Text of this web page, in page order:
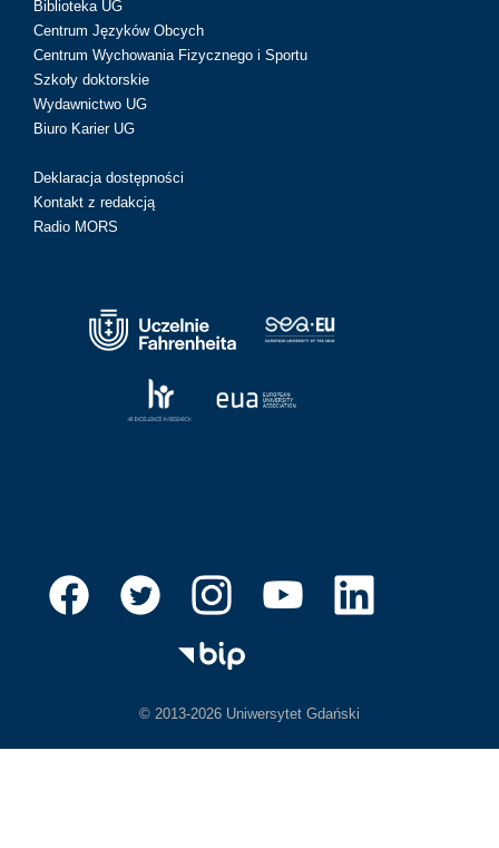
Biblioteka UG
Centrum Języków Obcych
Centrum Wychowania Fizycznego i Sportu
Szkoły doktorskie
Wydawnictwo UG
Biuro Karier UG
Deklaracja dostępności
Kontakt z redakcją
Radio MORS
© 2013-2026 Uniwersytet Gdański